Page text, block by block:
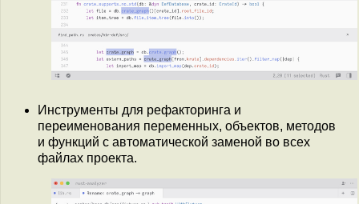
Инструменты для рефакторинга и
переименования переменных, объектов, методов
и функций с автоматической заменой во всех
файлах проекта.